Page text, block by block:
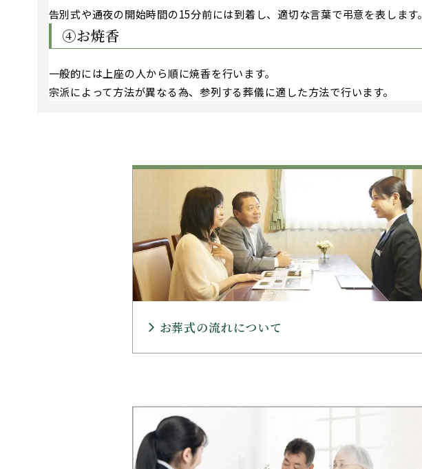
告別式や通夜の開始時間の15分前には到着し、適切な言葉で弔意を表します。
④お焼香
一般的には上座の人から順に焼香を行います。
宗派によって方法が異なる為、参列する葬儀に適した方法で行います。
お葬式の流れについて